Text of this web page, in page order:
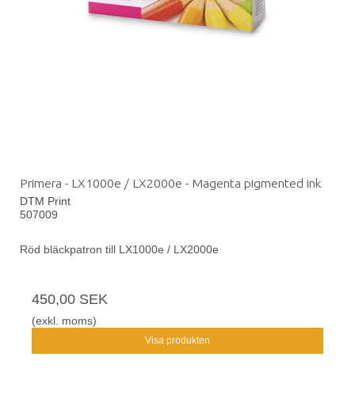
Primera - LX1000e / LX2000e - Magenta pigmented ink
DTM Print
507009
Röd bläckpatron till LX1000e / LX2000e
450,00 SEK
(exkl. moms)
Visa produkten